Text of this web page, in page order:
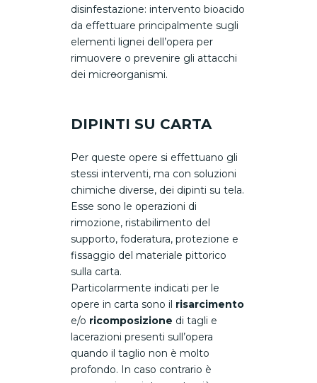
disinfestazione: intervento bioacido
da effettuare principalmente sugli
elementi lignei dell’opera per
rimuovere o prevenire gli attacchi
dei microorganismi.
DIPINTI SU CARTA
Per queste opere si effettuano gli
stessi interventi, ma con soluzioni
chimiche diverse, dei dipinti su tela.
Esse sono le operazioni di
rimozione, ristabilimento del
supporto, foderatura, protezione e
fissaggio del materiale pittorico
sulla carta.
Particolarmente indicati per le
opere in carta sono il risarcimento
e/o ricomposizione di tagli e
lacerazioni presenti sull’opera
quando il taglio non è molto
profondo. In caso contrario è